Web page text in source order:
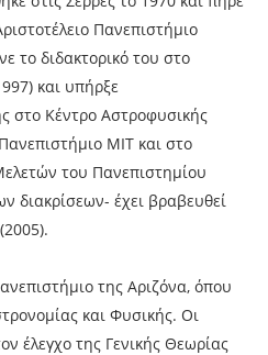
Πανεπιστήμιο
το διδακτορικό του στο
και υπήρξε
στο Κέντρο Αστροφυσικής
ΜΙΤ και στο
του Πανεπιστημίου
διακρίσεων- έχει βραβευθεί
της Αριζόνα, όπου
και Φυσικής. Οι
έλεγχο της Γενικής Θεωρίας